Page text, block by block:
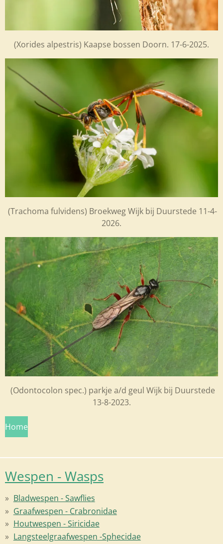
(Xorides alpestris) Kaapse bossen Doorn. 17-6-2025.
(Trachoma fulvidens) Broekweg Wijk bij Duurstede 11-4-
2026.
(Odontocolon spec.) parkje a/d geul Wijk bij Duurstede
13-8-2023.
Home
Wespen - Wasps
Bladwespen - Sawflies
Graafwespen - Crabronidae
Houtwespen - Siricidae
Langsteelgraafwespen -Sphecidae